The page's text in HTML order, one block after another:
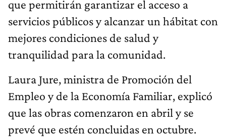
que permitirán garantizar el acceso a
servicios públicos y alcanzar un hábitat con
mejores condiciones de salud y
tranquilidad para la comunidad.
Laura Jure, ministra de Promoción del
Empleo y de la Economía Familiar, explicó
que las obras comenzaron en abril y se
prevé que estén concluidas en octubre.